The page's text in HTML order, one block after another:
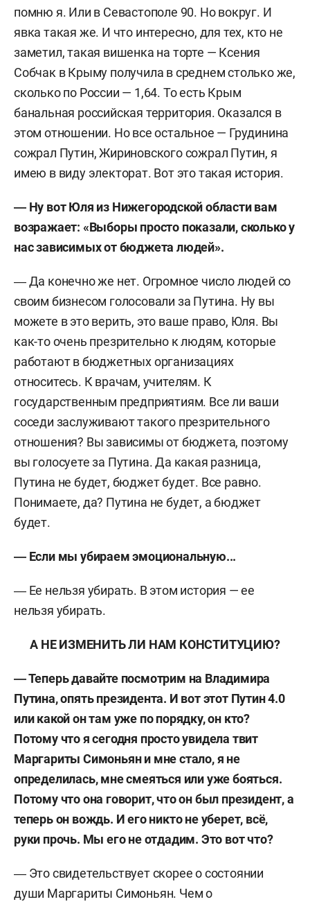
помню я. Или в Севастополе 90. Но вокруг. И
явка такая же. И что интересно, для тех, кто не
заметил, такая вишенка на торте — Ксения
Собчак в Крыму получила в среднем столько же,
сколько по России — 1,64. То есть Крым
банальная российская территория. Оказался в
этом отношении. Но все остальное — Грудинина
сожрал Путин, Жириновского сожрал Путин, я
имею в виду электорат. Вот это такая история.
― Ну вот Юля из Нижегородской области вам
возражает: «Выборы просто показали, сколько у
нас зависимых от бюджета людей».
― Да конечно же нет. Огромное число людей со
своим бизнесом голосовали за Путина. Ну вы
можете в это верить, это ваше право, Юля. Вы
как-то очень презрительно к людям, которые
работают в бюджетных организациях
относитесь. К врачам, учителям. К
государственным предприятиям. Все ли ваши
соседи заслуживают такого презрительного
отношения? Вы зависимы от бюджета, поэтому
вы голосуете за Путина. Да какая разница,
Путина не будет, бюджет будет. Все равно.
Понимаете, да? Путина не будет, а бюджет
будет.
― Если мы убираем эмоциональную...
― Ее нельзя убирать. В этом история — ее
нельзя убирать.
А НЕ ИЗМЕНИТЬ ЛИ НАМ КОНСТИТУЦИЮ?
― Теперь давайте посмотрим на Владимира
Путина, опять президента. И вот этот Путин 4.0
или какой он там уже по порядку, он кто?
Потому что я сегодня просто увидела твит
Маргариты Симоньян и мне стало, я не
определилась, мне смеяться или уже бояться.
Потому что она говорит, что он был президент, а
теперь он вождь. И его никто не уберет, всё,
руки прочь. Мы его не отдадим. Это вот что?
― Это свидетельствует скорее о состоянии
души Маргариты Симоньян. Чем о